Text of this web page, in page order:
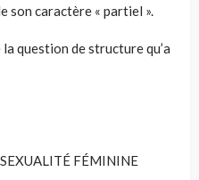
son caractère « partiel ».
question de structure qu’a
FÉMININE